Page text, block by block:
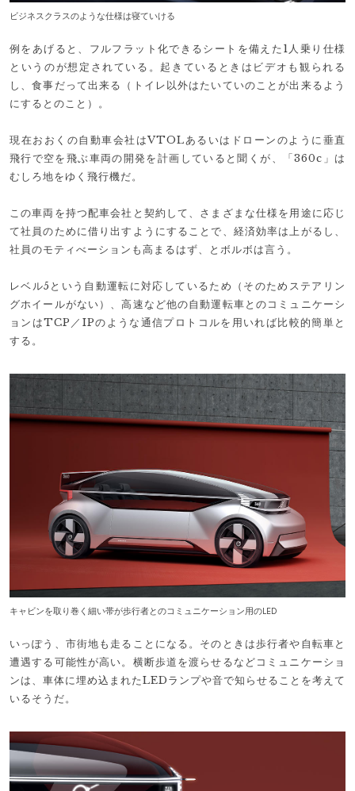
ビジネスクラスのような仕様は寝ていける
例をあげると、フルフラット化できるシートを備えた1人乗り仕様
というのが想定されている。起きているときはビデオも観られる
し、食事だって出来る（トイレ以外はたいていのことが出来るよう
にするとのこと）。
現在おおくの自動車会社はVTOLあるいはドローンのように垂直
飛行で空を飛ぶ車両の開発を計画していると聞くが、「360c」は
むしろ地をゆく飛行機だ。
この車両を持つ配車会社と契約して、さまざまな仕様を用途に応じ
て社員のために借り出すようにすることで、経済効率は上がるし、
社員のモティべーションも高まるはず、とボルボは言う。
レベル5という自動運転に対応しているため（そのためステアリン
グホイールがない）、高速など他の自動運転車とのコミュニケーシ
ョンはTCP／IPのような通信プロトコルを用いれば比較的簡単と
する。
キャビンを取り巻く細い帯が歩行者とのコミュニケーション用のLED
いっぽう、市街地も走ることになる。そのときは歩行者や自転車と
遭遇する可能性が高い。横断歩道を渡らせるなどコミュニケーショ
ンは、車体に埋め込まれたLEDランプや音で知らせることを考えて
いるそうだ。